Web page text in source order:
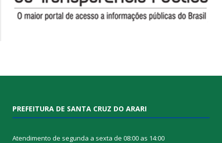
PREFEITURA DE SANTA CRUZ DO ARARI
Atendimento de segunda a sexta de 08:00 as 14:00